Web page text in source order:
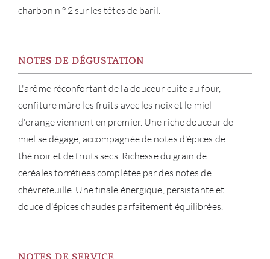
charbon n ° 2 sur les têtes de baril.
NOTES DE DÉGUSTATION
L'arôme réconfortant de la douceur cuite au four,
confiture mûre les fruits avec les noix et le miel
d'orange viennent en premier. Une riche douceur de
miel se dégage, accompagnée de notes d'épices de
thé noir et de fruits secs. Richesse du grain de
céréales torréfiées complétée par des notes de
chèvrefeuille. Une finale énergique, persistante et
douce d'épices chaudes parfaitement équilibrées.